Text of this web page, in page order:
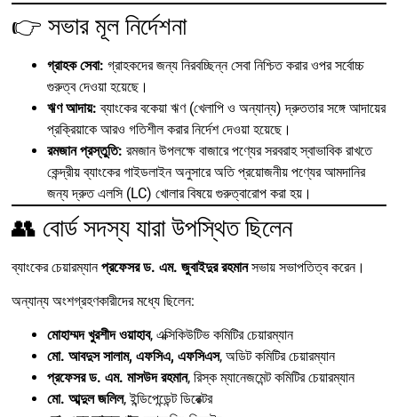
👉 সভার মূল নির্দেশনা
গ্রাহক সেবা: গ্রাহকদের জন্য নিরবচ্ছিন্ন সেবা নিশ্চিত করার ওপর সর্বোচ্চ
গুরুত্ব দেওয়া হয়েছে।
ঋণ আদায়: ব্যাংকের বকেয়া ঋণ (খেলাপি ও অন্যান্য) দ্রুততার সঙ্গে আদায়ের
প্রক্রিয়াকে আরও গতিশীল করার নির্দেশ দেওয়া হয়েছে।
রমজান প্রস্তুতি: রমজান উপলক্ষে বাজারে পণ্যের সরবরাহ স্বাভাবিক রাখতে
কেন্দ্রীয় ব্যাংকের গাইডলাইন অনুসারে অতি প্রয়োজনীয় পণ্যের আমদানির
জন্য দ্রুত এলসি (LC) খোলার বিষয়ে গুরুত্বারোপ করা হয়।
👥 বোর্ড সদস্য যারা উপস্থিত ছিলেন
ব্যাংকের চেয়ারম্যানপ্রফেসর ড. এম. জুবাইদুর রহমানসভায় সভাপতিত্ব করেন।
অন্যান্য অংশগ্রহণকারীদের মধ্যে ছিলেন:
মোহাম্মদ খুরশীদ ওয়াহাব, এক্সিকিউটিভ কমিটির চেয়ারম্যান
মো. আবদুস সালাম, এফসিএ, এফসিএস, অডিট কমিটির চেয়ারম্যান
প্রফেসর ড. এম. মাসউদ রহমান, রিস্ক ম্যানেজমেন্ট কমিটির চেয়ারম্যান
মো. আব্দুল জলিল, ইন্ডিপেন্ডেন্ট ডিরেক্টর